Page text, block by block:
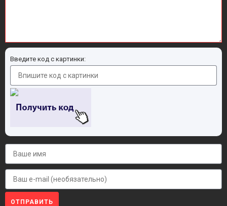
Введите код с картинки:
ОТПРАВИТЬ